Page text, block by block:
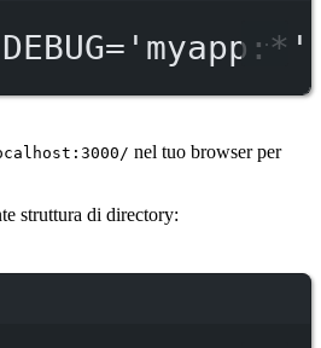
nel tuo browser per
struttura di directory: